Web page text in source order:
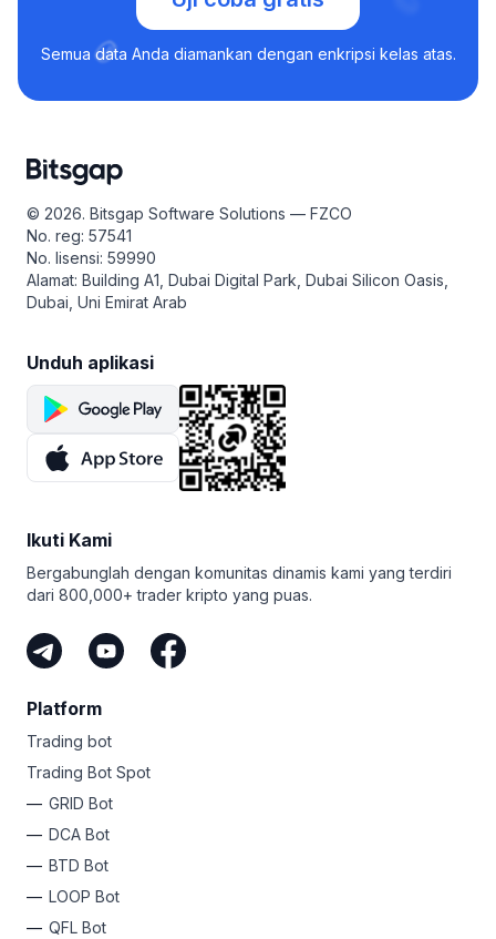
Semua data Anda diamankan dengan enkripsi kelas atas.
© 2026. Bitsgap Software Solutions — FZCO
No. reg: 57541
No. lisensi: 59990
Alamat: Building A1, Dubai Digital Park, Dubai Silicon Oasis,
Dubai, Uni Emirat Arab
Unduh aplikasi
Ikuti Kami
Bergabunglah dengan komunitas dinamis kami yang terdiri
dari 800,000+ trader kripto yang puas.
Platform
Trading bot
Trading Bot Spot
GRID Bot
DCA Bot
BTD Bot
LOOP Bot
QFL Bot